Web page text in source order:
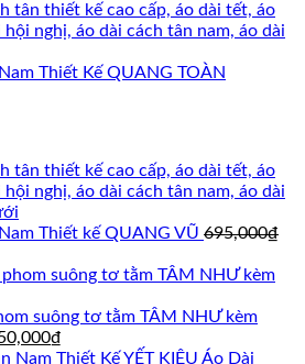
Thiết Kế QUANG TOÀN
Thiết kế QUANG VŨ 695,000₫
suông tơ tằm TÂM NHƯ kèm
₫
hiện
Áo Dài